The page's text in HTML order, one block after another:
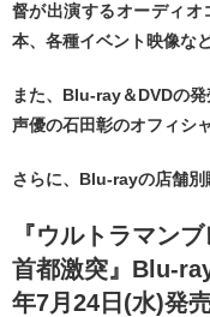
督が出演するオーディ
本、各種イベント映像な
また、Blu-ray＆DVDの
声優の石田彰のオフィシ
さらに、Blu-rayの店舗別
『ウルトラマン
首都激突』Blu-
年7月24日(水)発